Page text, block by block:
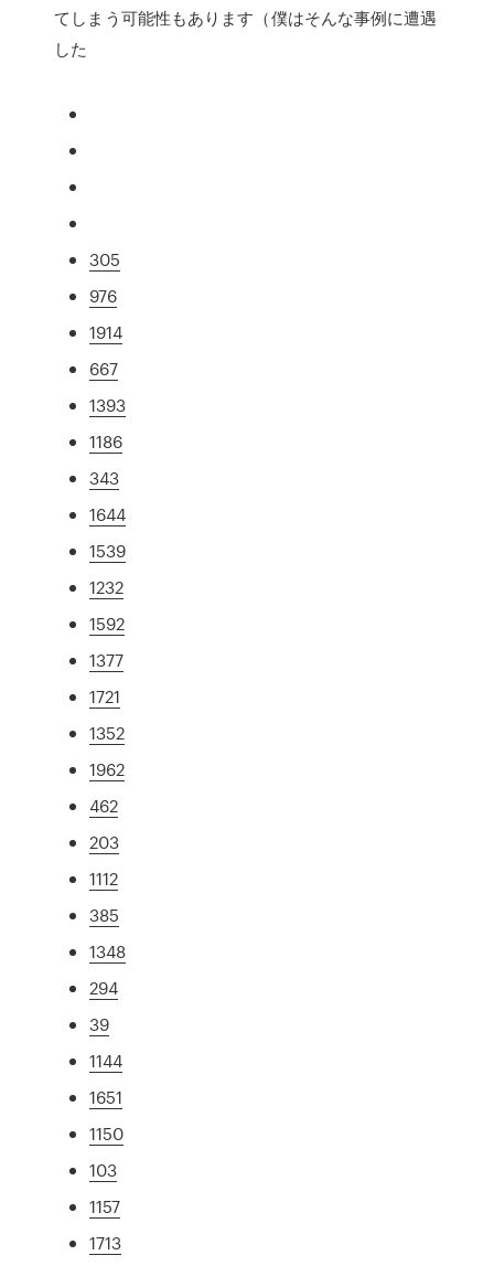
てしまう可能性もあります（僕はそんな事例に遭遇
した
305
976
1914
667
1393
1186
343
1644
1539
1232
1592
1377
1721
1352
1962
462
203
1112
385
1348
294
39
1144
1651
1150
103
1157
1713